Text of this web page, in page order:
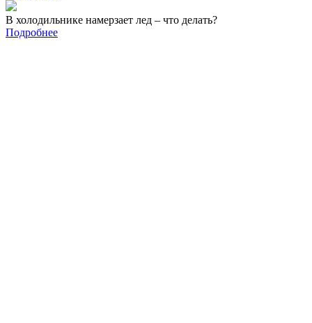
В холодильнике намерзает лед – что делать?
Подробнее